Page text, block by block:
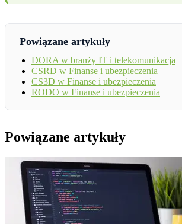
Powiązane artykuły
DORA w branży IT i telekomunikacja
CSRD w Finanse i ubezpieczenia
CS3D w Finanse i ubezpieczenia
RODO w Finanse i ubezpieczenia
Powiązane artykuły